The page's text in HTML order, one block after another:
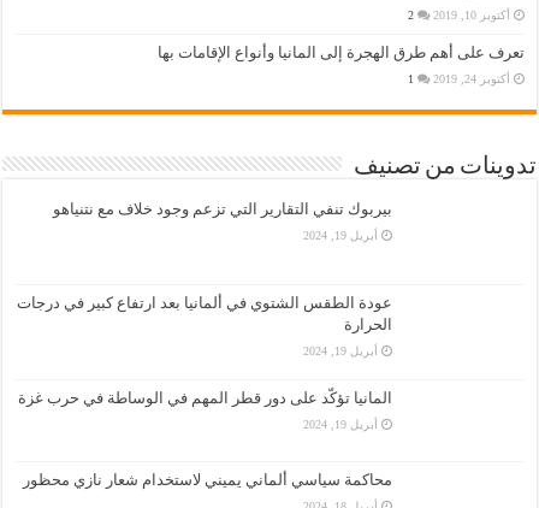
أكتوبر 10, 2019 2
تعرف على أهم طرق الهجرة إلى المانيا وأنواع الإقامات بها
أكتوبر 24, 2019 1
تدوينات من تصنيف
بيربوك تنفي التقارير التي تزعم وجود خلاف مع نتنياهو
أبريل 19, 2024
عودة الطقس الشتوي في ألمانيا بعد ارتفاع كبير في درجات
الحرارة
أبريل 19, 2024
المانيا تؤكّد على دور قطر المهم في الوساطة في حرب غزة
أبريل 19, 2024
محاكمة سياسي ألماني يميني لاستخدام شعار نازي محظور